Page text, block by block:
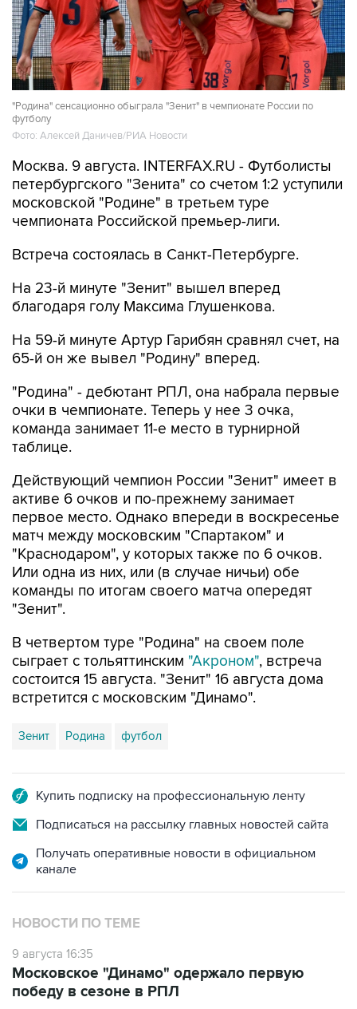
"Родина" сенсационно обыграла "Зенит" в чемпионате России по
футболу
Фото: Алексей Даничев/РИА Новости
Москва. 9 августа. INTERFAX.RU - Футболисты
петербургского "Зенита" со счетом 1:2 уступили
московской "Родине" в третьем туре
чемпионата Российской премьер-лиги.
Встреча состоялась в Санкт-Петербурге.
На 23-й минуте "Зенит" вышел вперед
благодаря голу Максима Глушенкова.
На 59-й минуте Артур Гарибян сравнял счет, на
65-й он же вывел "Родину" вперед.
"Родина" - дебютант РПЛ, она набрала первые
очки в чемпионате. Теперь у нее 3 очка,
команда занимает 11-е место в турнирной
таблице.
Действующий чемпион России "Зенит" имеет в
активе 6 очков и по-прежнему занимает
первое место. Однако впереди в воскресенье
матч между московским "Спартаком" и
"Краснодаром", у которых также по 6 очков.
Или одна из них, или (в случае ничьи) обе
команды по итогам своего матча опередят
"Зенит".
В четвертом туре "Родина" на своем поле
сыграет с тольяттинским "Акроном", встреча
состоится 15 августа. "Зенит" 16 августа дома
встретится с московским "Динамо".
Зенит Родина футбол
Купить подписку на профессиональную ленту
Подписаться на рассылку главных новостей сайта
Получать оперативные новости в официальном
канале
НОВОСТИ ПО ТЕМЕ
9 августа 16:35
Московское "Динамо" одержало первую
победу в сезоне в РПЛ